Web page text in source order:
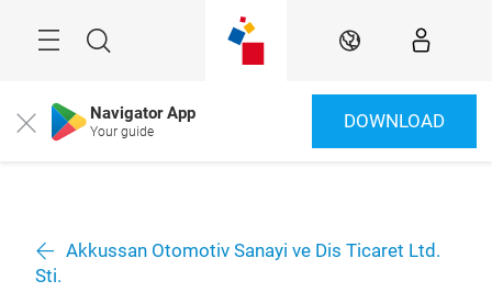
Suche DE
Close Navigator App
Your guide DOWNLOAD
Akkussan Otomotiv Sanayi ve Dis Ticaret Ltd.
Sti.